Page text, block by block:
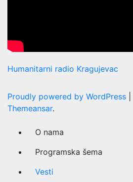
Humanitarni radio Kragujevac
Proudly powered by WordPress
Themeansar.
O nama
Programska šema
Vesti